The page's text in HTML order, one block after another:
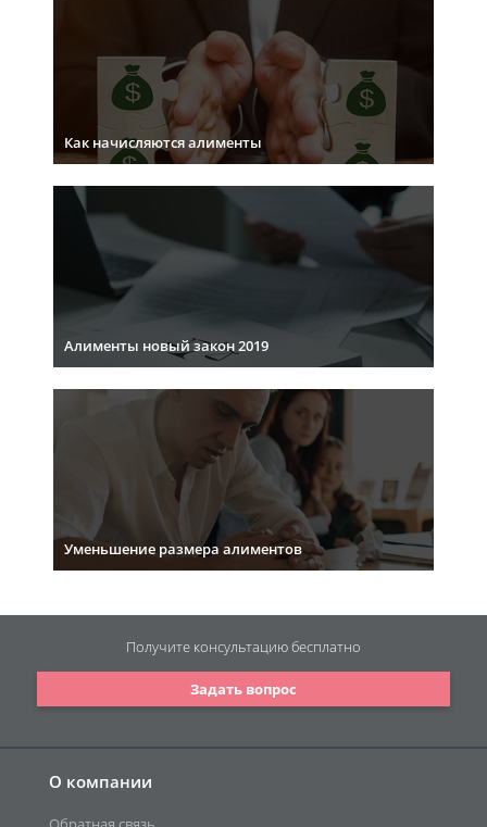
Как начисляются алименты
Алименты новый закон 2019
Уменьшение размера алиментов
О компании
Задать вопрос
Получите консультациюбесплатно